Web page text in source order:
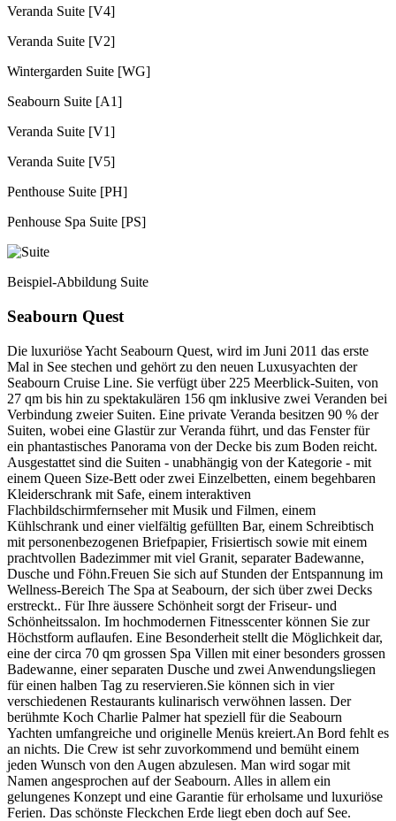
Veranda Suite [V4]
Veranda Suite [V2]
Wintergarden Suite [WG]
Seabourn Suite [A1]
Veranda Suite [V1]
Veranda Suite [V5]
Penthouse Suite [PH]
Penhouse Spa Suite [PS]
Beispiel-Abbildung Suite
Seabourn Quest
Die luxuriöse Yacht Seabourn Quest, wird im Juni 2011 das erste
Mal in See stechen und gehört zu den neuen Luxusyachten der
Seabourn Cruise Line. Sie verfügt über 225 Meerblick-Suiten, von
27 qm bis hin zu spektakulären 156 qm inklusive zwei Veranden bei
Verbindung zweier Suiten. Eine private Veranda besitzen 90 % der
Suiten, wobei eine Glastür zur Veranda führt, und das Fenster für
ein phantastisches Panorama von der Decke bis zum Boden reicht.
Ausgestattet sind die Suiten - unabhängig von der Kategorie - mit
einem Queen Size-Bett oder zwei Einzelbetten, einem begehbaren
Kleiderschrank mit Safe, einem interaktiven
Flachbildschirmfernseher mit Musik und Filmen, einem
Kühlschrank und einer vielfältig gefüllten Bar, einem Schreibtisch
mit personenbezogenen Briefpapier, Frisiertisch sowie mit einem
prachtvollen Badezimmer mit viel Granit, separater Badewanne,
Dusche und Föhn.Freuen Sie sich auf Stunden der Entspannung im
Wellness-Bereich The Spa at Seabourn, der sich über zwei Decks
erstreckt.. Für Ihre äussere Schönheit sorgt der Friseur- und
Schönheitssalon. Im hochmodernen Fitnesscenter können Sie zur
Höchstform auflaufen. Eine Besonderheit stellt die Möglichkeit dar,
eine der circa 70 qm grossen Spa Villen mit einer besonders grossen
Badewanne, einer separaten Dusche und zwei Anwendungsliegen
für einen halben Tag zu reservieren.Sie können sich in vier
verschiedenen Restaurants kulinarisch verwöhnen lassen. Der
berühmte Koch Charlie Palmer hat speziell für die Seabourn
Yachten umfangreiche und originelle Menüs kreiert.An Bord fehlt es
an nichts. Die Crew ist sehr zuvorkommend und bemüht einem
jeden Wunsch von den Augen abzulesen. Man wird sogar mit
Namen angesprochen auf der Seabourn. Alles in allem ein
gelungenes Konzept und eine Garantie für erholsame und luxuriöse
Ferien. Das schönste Fleckchen Erde liegt eben doch auf See.